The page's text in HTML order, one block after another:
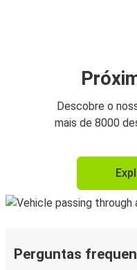
Descobre o
mais de 8000
Perguntas